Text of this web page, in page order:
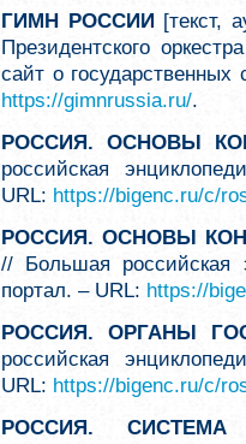
ГИМН РОССИИ [текст,
Президентского
сайт о
https://gimnrussia.ru/.
РОССИЯ. ОСНОВЫ
российская
URL: https://bigenc.ru/c/
РОССИЯ. ОСНОВЫ
// Большая российская
портал. – URL: https://
РОССИЯ. ОРГАНЫ
российская
URL: https://bigenc.ru/c/
РОССИЯ. СИСТЕМА